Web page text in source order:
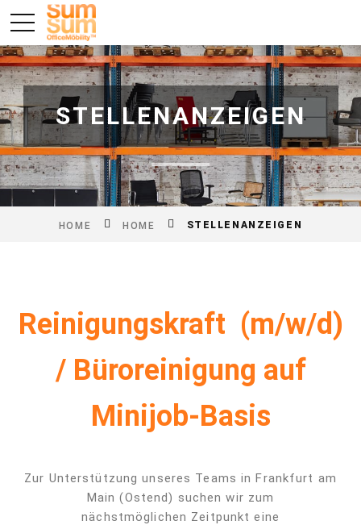
STELLENANZEIGEN
HOME HOME STELLENANZEIGEN
Reinigungskraft (m/w/d)
/ Büroreinigung auf
Minijob-Basis
Zur Unterstützung unseres Teams in Frankfurt am
Main (Ostend) suchen wir zum
nächstmöglichen Zeitpunkt eine